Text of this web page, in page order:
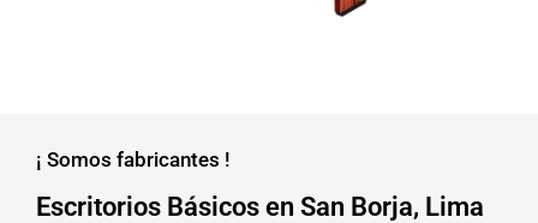
¡ Somos fabricantes !
Escritorios Básicos en San Borja, Lima